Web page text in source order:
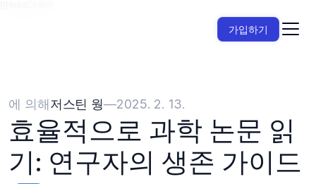
가입하기
에 의해저스틴 웡—2025. 2. 13.
효율적으로 과학 논문 읽
기: 연구자의 생존 가이드